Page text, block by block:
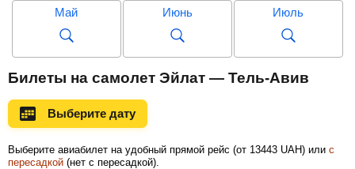
Май Июнь Июль
Сентябрь Октябрь
Ноябрь
Билеты на самолет Эйлат — Тель-Авив
Выберите дату
Выберите авиабилет на удобный прямой рейс (от 13443 UAH) или с
пересадкой (нет с пересадкой).